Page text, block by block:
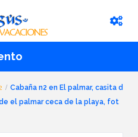
Cabaña n2 en El palmar, casita d
el palmar ceca de la playa, fot